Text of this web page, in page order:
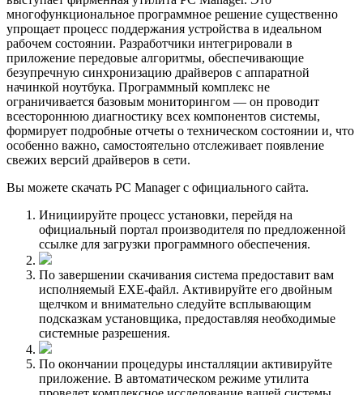
многофункциональное программное решение существенно
упрощает процесс поддержания устройства в идеальном
рабочем состоянии. Разработчики интегрировали в
приложение передовые алгоритмы, обеспечивающие
безупречную синхронизацию драйверов с аппаратной
начинкой ноутбука. Программный комплекс не
ограничивается базовым мониторингом — он проводит
всестороннюю диагностику всех компонентов системы,
формирует подробные отчеты о техническом состоянии и, что
особенно важно, самостоятельно отслеживает появление
свежих версий драйверов в сети.
Вы можете скачать PC Manager с официального сайта.
Инициируйте процесс установки, перейдя на
официальный портал производителя по предложенной
ссылке для загрузки программного обеспечения.
По завершении скачивания система предоставит вам
исполняемый EXE-файл. Активируйте его двойным
щелчком и внимательно следуйте всплывающим
подсказкам установщика, предоставляя необходимые
системные разрешения.
По окончании процедуры инсталляции активируйте
приложение. В автоматическом режиме утилита